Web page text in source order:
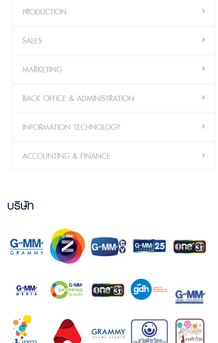
PRODUCTION
SALES
MARKETING
BACK OFFICE & ADMINISTRATION
INFORMATION TECHNOLOGY
ACCOUNTING & FINANCE
บริษัท